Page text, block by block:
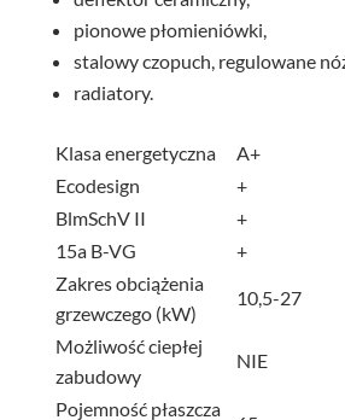
pionowe płomieniówki,
stalowy czopuch, regulowane
radiatory.
Klasa energetyczna
A+
Ecodesign
+
BlmSchV II
+
15a B-VG
+
Zakres obciążenia
grzewczego (kW)
10,5-27
Możliwość ciepłej
zabudowy
NIE
Pojemność płaszcza